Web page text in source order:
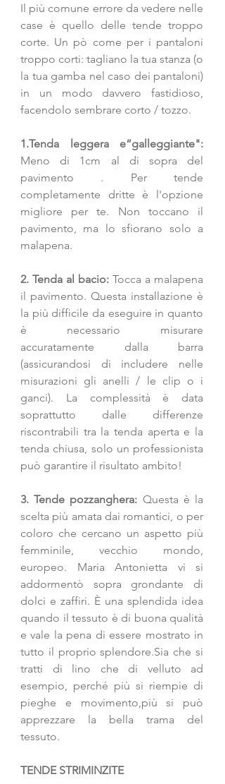
Il più comune errore da vedere nelle
case è quello delle tende troppo
corte. Un pò come per i pantaloni
troppo corti: tagliano la tua stanza (o
la tua gamba nel caso dei pantaloni)
in un modo davvero fastidioso,
facendolo sembrare corto / tozzo.
Meno di 1cm al di sopra del
pavimento . Per tende
completamente dritte è l'opzione
migliore per te. Non toccano il
pavimento, ma lo sfiorano solo a
malapena.
2. Tenda al bacio: Tocca a malapena
il pavimento. Questa installazione è
la più difficile da eseguire in quanto
è necessario misurare
accuratamente dalla barra
(assicurandosi di includere nelle
misurazioni gli anelli / le clip o i
ganci). La complessità è data
soprattutto dalle differenze
riscontrabili tra la tenda aperta e la
tenda chiusa, solo un professionista
può garantire il risultato ambito!
3. Tende pozzanghera: Questa è la
scelta più amata dai romantici, o per
coloro che cercano un aspetto più
femminile, vecchio mondo,
europeo. Maria Antonietta vi si
addormentò sopra grondante di
dolci e zaffiri. È una splendida idea
quando il tessuto è di buona qualità
e vale la pena di essere mostrato in
tutto il proprio splendore.Sia che si
tratti di lino che di velluto ad
esempio, perché più si riempie di
pieghe e movimento,più si può
apprezzare la bella trama del
tessuto.
TENDE STRIMINZITE